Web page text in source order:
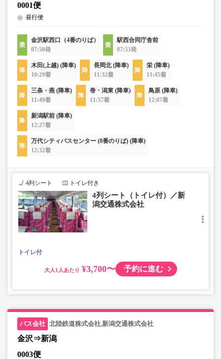
0001便
昼行便
金沢駅西口（4番のりば）
07:50発
駅西合同庁舎前
07:53発
木田(上越) (降車)
10:29着
長岡北 (降車)
11:32着
栄 (降車)
11:45着
三条・燕 (降車)
11:49着
巻・潟東 (降車)
11:57着
鳥原 (降車)
12:07着
新潟駅前 (降車)
12:27着
万代シティバスセンター (8番のりば) (降車)
12:32着
4列シート トイレ付き
4列シート（トイレ付）／新
潟交通株式会社
トイレ付
大人 ¥3,700〜 予約に進む
北陸鉄道株式会社,新潟交通株式会社
金沢⇒新潟
0003便